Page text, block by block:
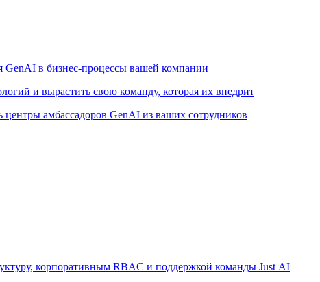
в бизнес-процессы вашей компании
и вырастить свою команду, которая их внедрит
амбассадоров GenAI из ваших сотрудников
корпоративным RBAC и поддержкой команды Just AI